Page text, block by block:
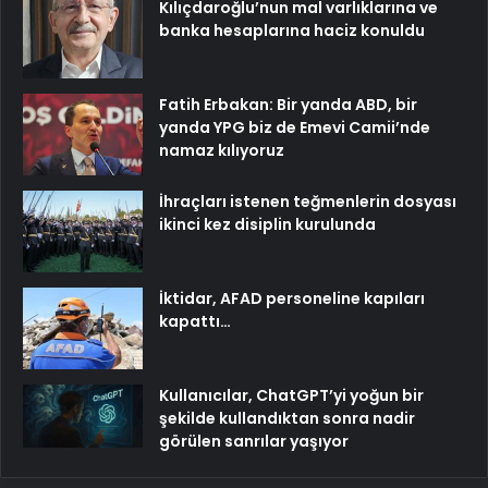
Kılıçdaroğlu’nun mal varlıklarına ve
banka hesaplarına haciz konuldu
Fatih Erbakan: Bir yanda ABD, bir
yanda YPG biz de Emevi Camii’nde
namaz kılıyoruz
İhraçları istenen teğmenlerin dosyası
ikinci kez disiplin kurulunda
İktidar, AFAD personeline kapıları
kapattı…
Kullanıcılar, ChatGPT’yi yoğun bir
şekilde kullandıktan sonra nadir
görülen sanrılar yaşıyor